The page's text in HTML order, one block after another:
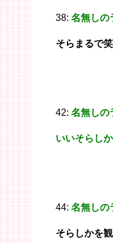
38: 名無しの
そらまるで
42: 名無しの
いいそらしか
44: 名無しの
そらしかを